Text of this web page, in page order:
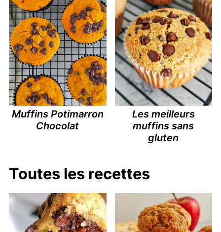
Muffins Potimarron
Chocolat
Les meilleurs
muffins sans
gluten
Toutes les recettes